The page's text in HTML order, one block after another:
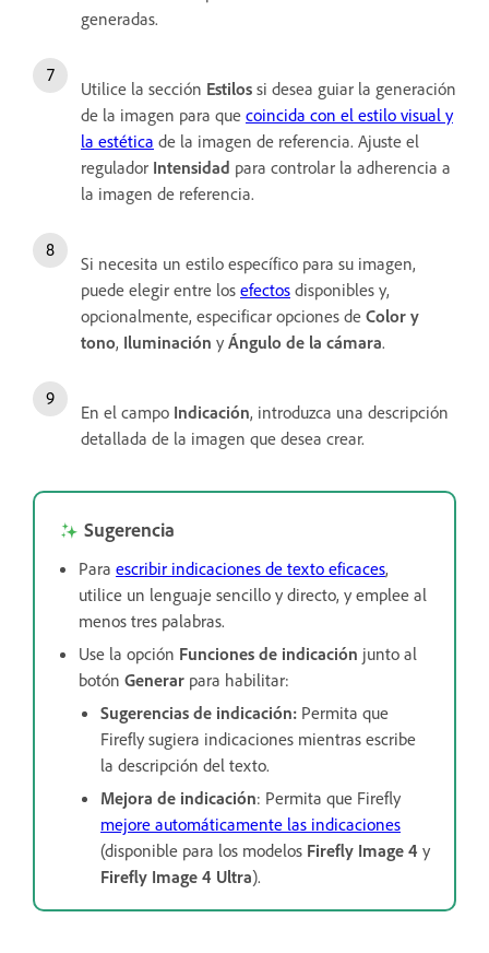
generadas.
Utilice la sección Estilos si desea guiar la generación
de la imagen para que coincida con el estilo visual y
la estética de la imagen de referencia. Ajuste el
regulador Intensidad para controlar la adherencia a
la imagen de referencia.
Si necesita un estilo específico para su imagen,
puede elegir entre los efectos disponibles y,
opcionalmente, especificar opciones de Color y
tono, Iluminación y Ángulo de la cámara.
En el campo Indicación, introduzca una descripción
detallada de la imagen que desea crear.
Sugerencia
Para escribir indicaciones de texto eficaces,
utilice un lenguaje sencillo y directo, y emplee al
menos tres palabras.
Use la opción Funciones de indicación junto al
botón Generar para habilitar:
Sugerencias de indicación: Permita que
Firefly sugiera indicaciones mientras escribe
la descripción del texto.
Mejora de indicación: Permita que Firefly
mejore automáticamente las indicaciones
(disponible para los modelos Firefly Image 4 y
Firefly Image 4 Ultra).